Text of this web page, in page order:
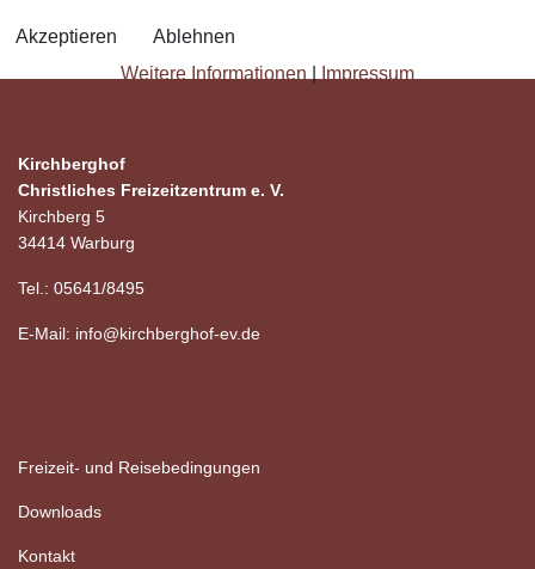
Kirchberghof
Christliches Freizeitzentrum e. V.
Kirchberg 5
34414 Warburg
Tel.: 05641/8495
E-Mail: info@kirchberghof-ev.de
Freizeit- und Reisebedingungen
Downloads
Kontakt
Akzeptieren
Ablehnen
Weitere Informationen
Impressum